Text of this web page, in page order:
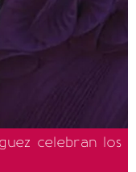
celebran los